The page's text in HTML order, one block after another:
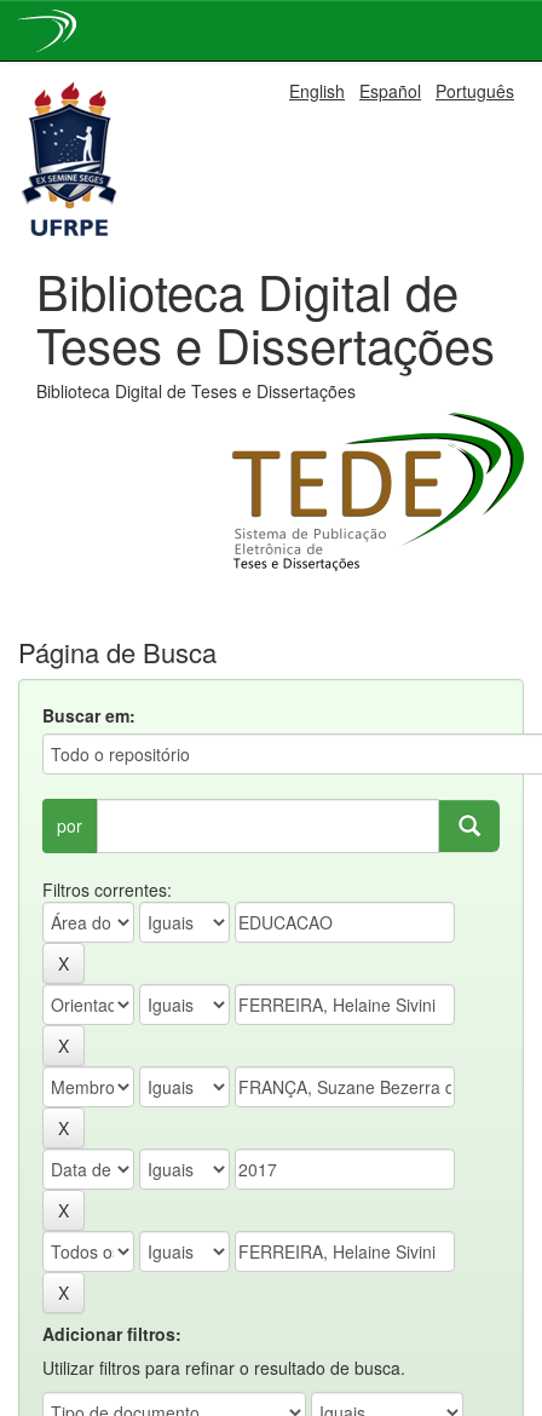
navigation
English Español Português
Biblioteca Digital de
Teses e Dissertações
Biblioteca Digital de Teses e Dissertações
Página de Busca
Buscar em:
por
Filtros correntes:
Adicionar filtros:
Utilizar filtros para refinar o resultado de busca.